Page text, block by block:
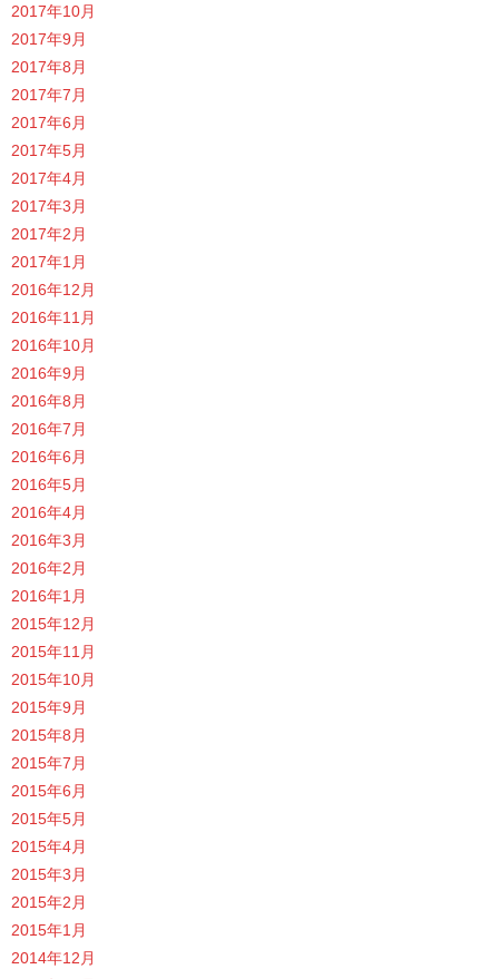
2017年10月
2017年9月
2017年8月
2017年7月
2017年6月
2017年5月
2017年4月
2017年3月
2017年2月
2017年1月
2016年12月
2016年11月
2016年10月
2016年9月
2016年8月
2016年7月
2016年6月
2016年5月
2016年4月
2016年3月
2016年2月
2016年1月
2015年12月
2015年11月
2015年10月
2015年9月
2015年8月
2015年7月
2015年6月
2015年5月
2015年4月
2015年3月
2015年2月
2015年1月
2014年12月